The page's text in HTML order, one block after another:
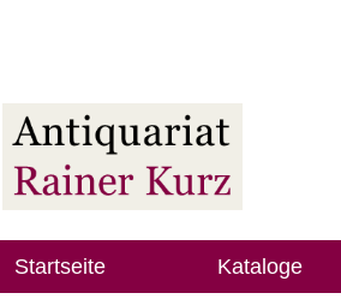
Startseite Kataloge